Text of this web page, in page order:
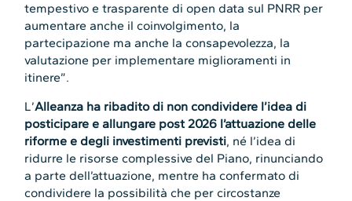
tempestivo e trasparente di open data sul PNRR per
aumentare anche il coinvolgimento, la
partecipazione ma anche la consapevolezza, la
valutazione per implementare miglioramenti in
itinere”.
L’Alleanza ha ribadito di non condividere l’idea di
posticipare e allungare post 2026 l’attuazione delle
riforme e degli investimenti previsti, né l’idea di
ridurre le risorse complessive del Piano, rinunciando
a parte dell’attuazione, mentre ha confermato di
condividere la possibilità che per circostanze